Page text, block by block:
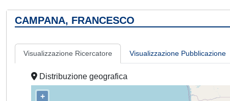
CAMPANA, FRANCESCO
Visualizzazione Ricercatore Visualizzazione Pubblicazione
Distribuzione geografica
+